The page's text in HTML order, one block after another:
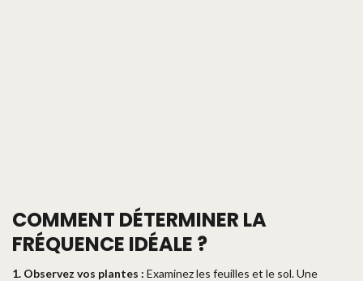
COMMENT DÉTERMINER LA
FRÉQUENCE IDÉALE ?
1. Observez vos plantes : Examinez les feuilles et le sol. Une